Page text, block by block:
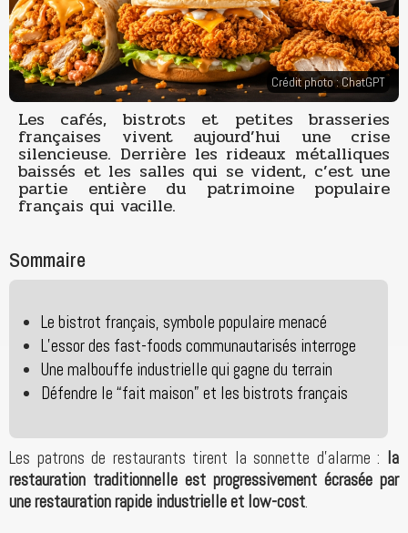
Crédit photo : ChatGPT
Les cafés, bistrots et petites brasseries
françaises vivent aujourd’hui une crise
silencieuse. Derrière les rideaux métalliques
baissés et les salles qui se vident, c’est une
partie entière du patrimoine populaire
français qui vacille.
Sommaire
Le bistrot français, symbole populaire menacé
L’essor des fast-foods communautarisés interroge
Une malbouffe industrielle qui gagne du terrain
Défendre le “fait maison” et les bistrots français
Les patrons de restaurants tirent la sonnette d’alarme : la
restauration traditionnelle est progressivement écrasée par
une restauration rapide industrielle et low-cost.